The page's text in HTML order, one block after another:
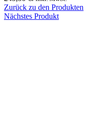
Zurück zu den Produkten
Nächstes Produkt